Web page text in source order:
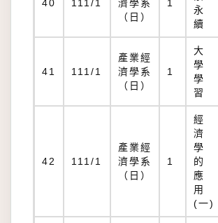
40 111/1
濟學系
（日）
1
永
續
41 111/1
產業經
濟學系
（日）
1
大
學
學
習
42 111/1
產業經
濟學系
（日）
1
經
濟
學
的
應
用
(一)